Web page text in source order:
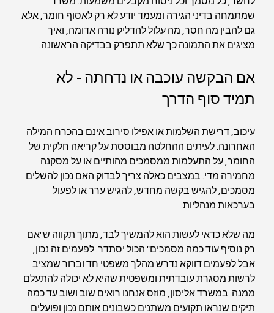
שמתמחה בדיני הגירה ומעמד יודע לא רק לאסוף חומר, אלא
גם להבין מה חסר, מה עלול להדליק נורה אדומה, ואיך
מציגים את התמונה כך שלא תתפרק בבדיקה הראשונה.
אם הבקשה עוכבה או נדחתה - לא
תמיד סוף הדרך
עיכוב, דרישת השלמות או אפילו סירוב אינם בהכרח המילה
האחרונה. לעיתים ההחלטה מבוססת על קריאה חלקית של
החומר, על התעלמות ממסמכים מהותיים או על מסקנה
מחמירה מדי. במצבים כאלה צריך לבדוק האם נכון להשלים
מסמכים, להגיש בקשה מחדש, להגיש ערר או לפעול
בערכאות מנהליות.
מה שלא כדאי לעשות הוא להמשיך לבד, מתוך תקווה ש"אם
רק נוסיף עוד כמה מסמכים" הכול יסתדר. לפעמים זה נכון,
אבל לפעמים דווקא נדרש מהלך משפטי חד וברור שמציב
לרשות מסגרת עובדתית ומשפטית שהיא לא יכולה להתעלם
ממנה. במשרד אליסון, מוזס אנחנו רואים שוב ושוב עד כמה
תיקים שנראו תקועים משתנים כשבונים אותם נכון ופועלים